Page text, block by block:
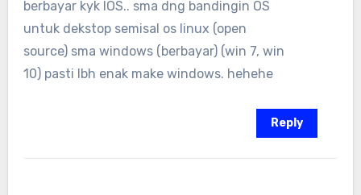
berbayar kyk IOS.. sma dng bandingin OS
untuk dekstop semisal os linux (open
source) sma windows (berbayar) (win 7, win
10) pasti lbh enak make windows. hehehe
Reply